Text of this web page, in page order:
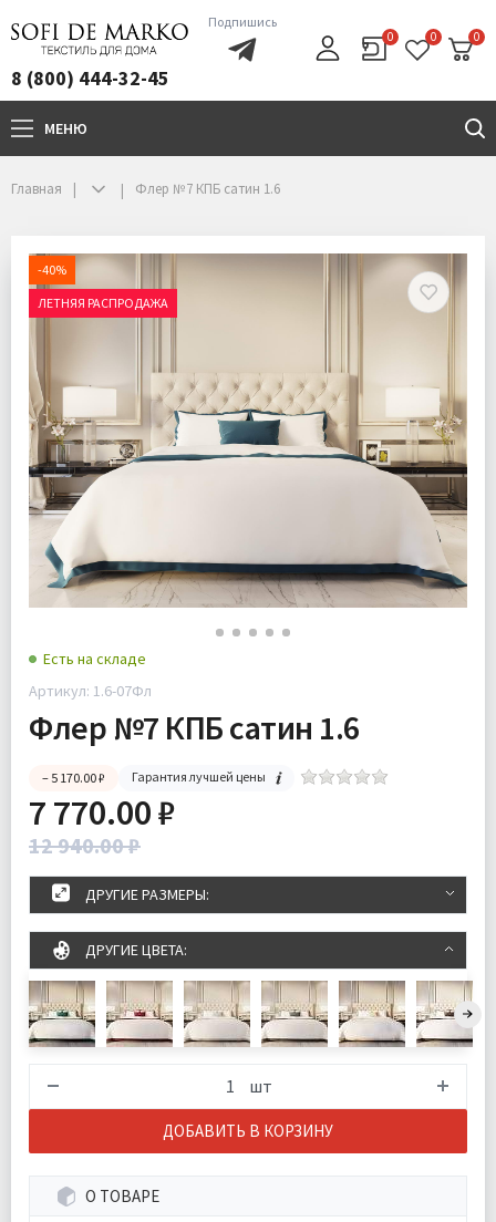
8 (800) 444-32-45
Подпишись
0 0 0
МЕНЮ
Главная Флер №7 КПБ сатин 1.6
-40%
ЛЕТНЯЯ РАСПРОДАЖА
Есть на складе
Артикул: 1.6-07Фл
Флер №7 КПБ сатин 1.6
– 5 170.00 ₽ Гарантия лучшей цены
7 770.00 ₽
12 940.00 ₽
ДРУГИЕ РАЗМЕРЫ:
ДРУГИЕ ЦВЕТА:
шт
ДОБАВИТЬ В КОРЗИНУ
О ТОВАРЕ